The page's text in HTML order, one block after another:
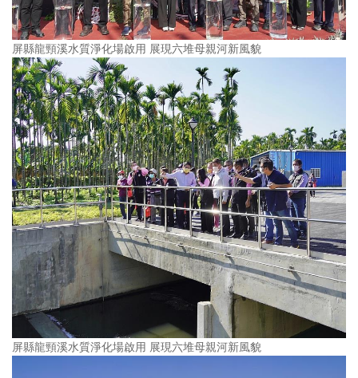
屏縣龍頸溪水質淨化場啟用 展現六堆母親河新風貌
屏縣龍頸溪水質淨化場啟用 展現六堆母親河新風貌